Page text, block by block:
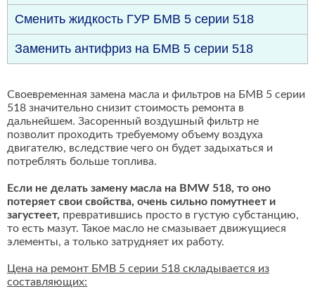
Сменить жидкость ГУР БМВ 5 серии 518
Заменить антифриз на БМВ 5 серии 518
Своевременная замена масла и фильтров на БМВ 5 серии
518 значительно снизит стоимость ремонта в
дальнейшем. Засоренный воздушный фильтр не
позволит проходить требуемому объему воздуха
двигателю, вследствие чего он будет задыхаться и
потреблять больше топлива.
Если не делать замену масла на BMW 518, то оно
потеряет свои свойства, очень сильно помутнеет и
загустеет, превратившись просто в густую субстанцию,
то есть мазут. Такое масло не смазывает движущиеся
элементы, а только затрудняет их работу.
Цена на ремонт БМВ 5 серии 518 складывается из
составляющих: